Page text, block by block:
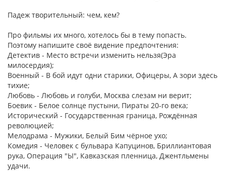
Падеж творительный: чем, кем?
Про фильмы их много, хотелось бы в тему попасть.
Поэтому напишите своё видение предпочтения:
Детектив - Место встречи изменить нельзя(Эра
милосердия);
Военный - В бой идут одни старики, Офицеры, А зори здесь
тихие;
Любовь - Любовь и голуби, Москва слезам ни верит;
Боевик - Белое солнце пустыни, Пираты 20-го века;
Исторический - Государственная граница, Рождённая
революцией;
Мелодрама - Мужики, Белый Бим чёрное ухо;
Комедия - Человек с бульвара Капуцинов, Бриллиантовая
рука, Операция "Ы", Кавказская пленница, Джентльмены
удачи.